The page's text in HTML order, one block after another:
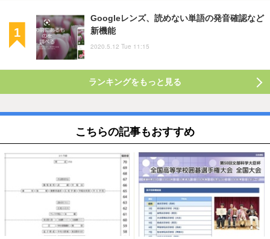
Googleレンズ、読めない単語の発音確認など
新機能
2020.5.12 Tue 11:15
ランキングをもっと見る
こちらの記事もおすすめ